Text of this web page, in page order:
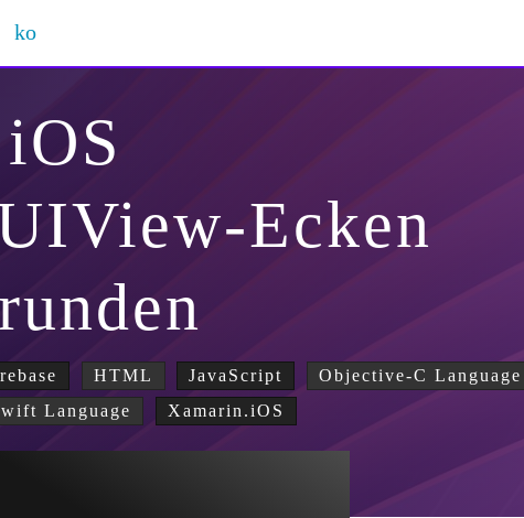
ko
iOS
Ecken
HTML JavaScript
Objective-C Language
Language Xamarin.iOS